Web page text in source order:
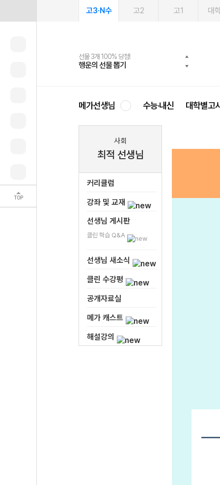
TOP
고3·N수 고2 고1 대
선물 3개 100% 당첨!
행운의 선물 뽑기
선물 100% 증정!
메가스터디 X 올리브
여름방학 스터디 캐시백
메가런 썸머스쿨
2027 러셀 단과
강사 공개선발
스마트러닝앱
설문 EVENT
메가패스
3일 무료 체험권
메가패스 수강생 무료혜택!
메가클럽 멤버십
사회공헌 캠페인
희망이룸 메가나눔
메가선생님 수능·내신 대학별고
사회
최적 선생님
커리큘럼
강좌 및 교재
선생님 게시판
클린 학습 Q&A
선생님 새소식
클린 수강평
공개자료실
메가 캐스트
해설강의